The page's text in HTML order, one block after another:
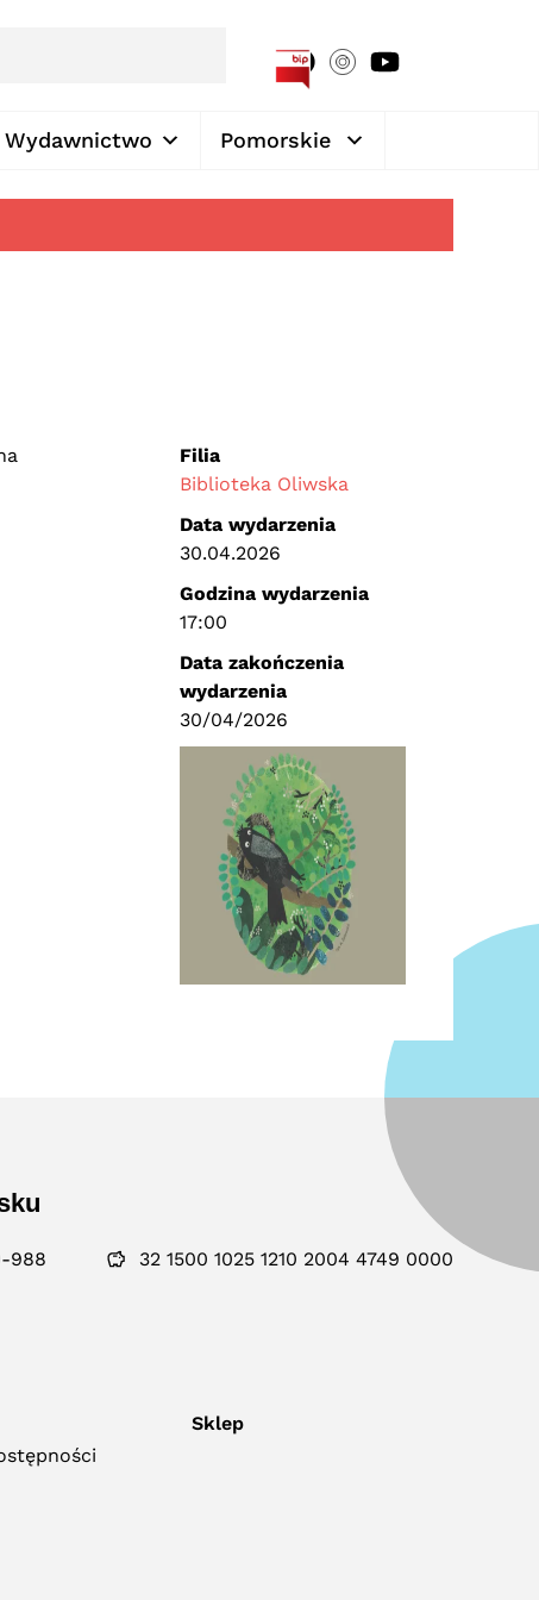
Wydawnictwo Pomorskie
Filia
Biblioteka Oliwska
Data wydarzenia
30.04.2026
Godzina wydarzenia
17:00
Data zakończenia
wydarzenia
30/04/2026
988 32 1500 1025 1210 2004 4749 0000
Sklep